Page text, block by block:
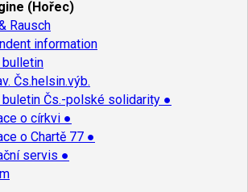
(Hořec)
Rausch
information
bulletin
Čs.helsin.výb.
buletin Čs.-polské solidarity ●
o církvi ●
o Chartě 77 ●
servis ●